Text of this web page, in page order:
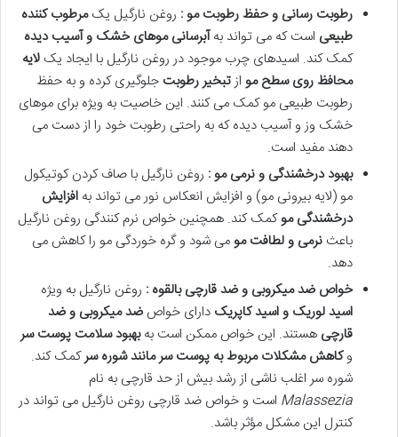
رطوبت رسانی و حفظ رطوبت مو : روغن نارگیل یکمرطوب کننده
طبیعی است که می تواند بهآبرسانی موهای خشک و آسیب دیده
کمک کند. اسیدهای چرب موجود در روغن نارگیل با ایجاد یک لایه
محافظ روی سطح مو ازتبخیر رطوبت جلوگیری کرده و به حفظ
رطوبت طبیعی مو کمک می کنند. این خاصیت به ویژه برای موهای
خشک وز و آسیب دیده که به راحتی رطوبت خود را از دست می
دهند مفید است.
بهبود درخشندگی و نرمی مو : روغن نارگیل با صاف کردن کوتیکول
مو (لایه بیرونی مو) و افزایش انعکاس نور می تواند به افزایش
درخشندگی موکمک کند. همچنین خواص نرم کنندگی روغن نارگیل
باعث نرمی و لطافت مو می شود و گره خوردگی مو را کاهش می
دهد.
خواص ضد میکروبی و ضد قارچی بالقوه : روغن نارگیل به ویژه
اسید لوریک و اسید کاپریک دارای خواص ضد میکروبی و ضد
قارچی هستند. این خواص ممکن است بهبهبود سلامت پوست سر
وکاهش مشکلات مربوط به پوست سر مانند شوره سرکمک کند.
شوره سر اغلب ناشی از رشد بیش از حد قارچی به نام
Malassezia است و خواص ضد قارچی روغن نارگیل می تواند در
کنترل این مشکل مؤثر باشد.